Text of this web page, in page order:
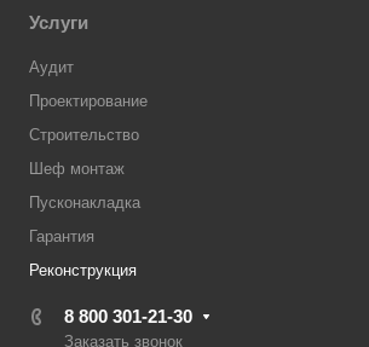
Услуги
Аудит
Проектирование
Строительство
Шеф монтаж
Пусконакладка
Гарантия
Реконструкция
8 800 301-21-30
Заказать звонок